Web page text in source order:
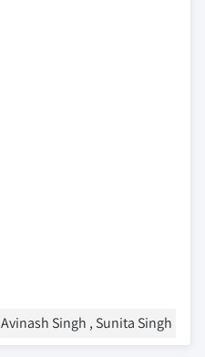
Avinash Singh , Sunita Singh